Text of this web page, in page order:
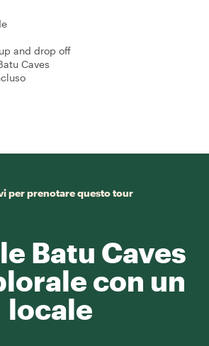
and drop off
Caves
per prenotare questo tour
Batu Caves
con un
locale